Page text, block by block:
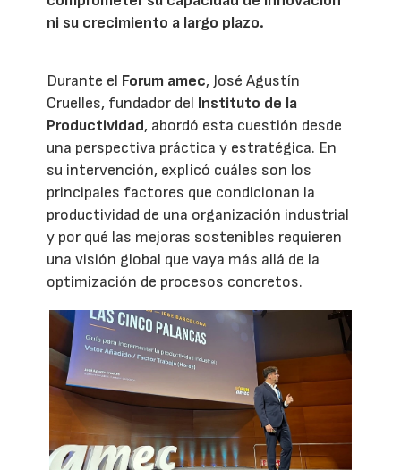
ni su crecimiento a largo plazo.
Durante el Forum amec, José Agustín
Cruelles, fundador del Instituto de la
Productividad, abordó esta cuestión desde
una perspectiva práctica y estratégica. En
su intervención, explicó cuáles son los
principales factores que condicionan la
productividad de una organización industrial
y por qué las mejoras sostenibles requieren
una visión global que vaya más allá de la
optimización de procesos concretos.